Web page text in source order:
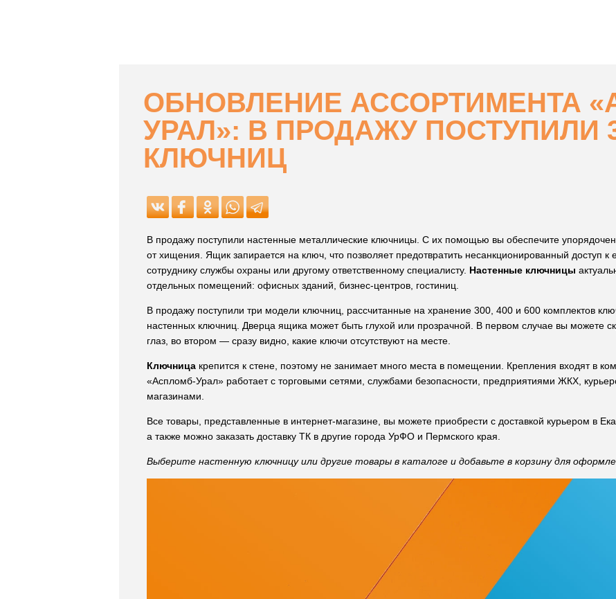
ОБНОВЛЕНИЕ АССОРТИМЕНТА
УРАЛ»: В ПРОДАЖУ ПОСТУПИЛИ
КЛЮЧНИЦ
В продажу поступили настенные металлические ключницы. С их помощью вы обеспечите
от хищения. Ящик запирается на ключ, что позволяет предотвратить несанкционированный доступ
сотруднику службы охраны или другому ответственному специалисту. Настенные ключницы
отдельных помещений: офисных зданий, бизнес-центров, гостиниц.
В продажу поступили три модели ключниц, рассчитанные на хранение 300, 400 и 600 комплектов
настенных ключниц. Дверца ящика может быть глухой или прозрачной. В первом случае вы можете
глаз, во втором — сразу видно, какие ключи отсутствуют на месте.
Ключница крепится к стене, поэтому не занимает много места в помещении. Крепления входят в
«Аспломб-Урал» работает с торговыми сетями, службами безопасности, предприятиями ЖКХ,
магазинами.
Все товары, представленные в интернет-магазине, вы можете приобрести с доставкой курьером в
а также можно заказать доставку ТК в другие города УрФО и Пермского края.
Выберите настенную ключницу или другие товары в каталоге и добавьте в корзину для